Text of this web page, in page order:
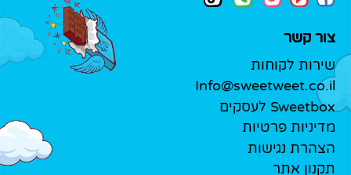
צור קשר
שירות לקוחות
Info@sweetweet.co.il
Sweetbox לעסקים
מדיניות פרטיות
הצהרת נגישות
תקנון אתר